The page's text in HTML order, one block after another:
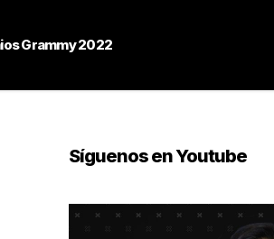
Grammy 2022
Síguenos en Youtube